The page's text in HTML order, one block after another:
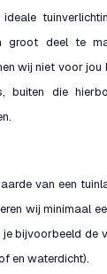
groot deel te
wij niet voor jou
buiten die
van een
wij minimaal
bijvoorbeeld de
en waterdicht).